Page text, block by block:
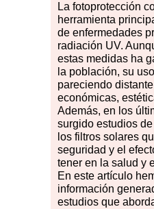
La fotoprotección
herramienta
de enfermedades
radiación UV.
estas medidas ha
la población, su
pareciendo
económicas,
Además, en los
surgido estudios
los filtros solares
seguridad y el
tener en la salud y
En este artículo
información
estudios que